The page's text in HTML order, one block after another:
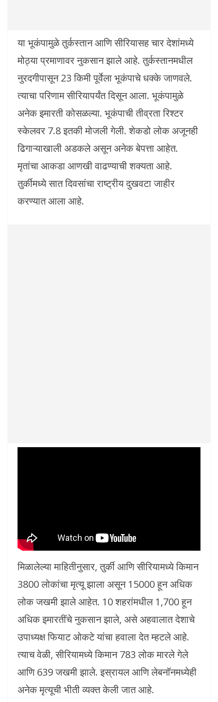
या भूकंपामुळे तुर्कस्तान आणि सीरियासह चार देशांमध्ये
मोठ्या प्रमाणावर नुकसान झाले आहे. तुर्कस्तानमधील
नुरदगीपासून 23 किमी पूर्वेला भूकंपाचे धक्के जाणवले.
त्याचा परिणाम सीरियापर्यंत दिसून आला. भूकंपामुळे
अनेक इमारती कोसळल्या. भूकंपाची तीव्रता रिश्टर
स्केलवर 7.8 इतकी मोजली गेली. शेकडो लोक अजूनही
ढिगाऱ्याखाली अडकले असून अनेक बेपत्ता आहेत.
मृतांचा आकडा आणखी वाढण्याची शक्यता आहे.
तुर्कीमध्ये सात दिवसांचा राष्ट्रीय दुखवटा जाहीर
करण्यात आला आहे.
मिळालेल्या माहितीनुसार, तुर्की आणि सीरियामध्ये किमान
3800 लोकांचा मृत्यू झाला असून 15000 हून अधिक
लोक जखमी झाले आहेत. 10 शहरांमधील 1,700 हून
अधिक इमारतींचे नुकसान झाले, असे अहवालात देशाचे
उपाध्यक्ष फियाट ओकटे यांचा हवाला देत म्हटले आहे.
त्याच वेळी, सीरियामध्ये किमान 783 लोक मारले गेले
आणि 639 जखमी झाले. इस्रायल आणि लेबनॉनमध्येही
अनेक मृत्यूची भीती व्यक्त केली जात आहे.